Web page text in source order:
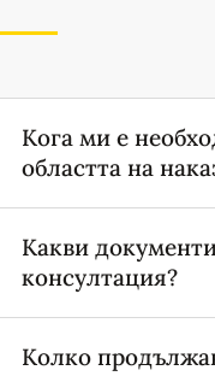
Кога ми е
областта на
Какви
консултация?
Колко